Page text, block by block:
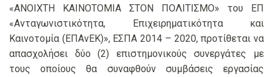
«ΑΝΟΙΧΤΗ ΚΑΙΝΟΤΟΜΙΑ ΣΤΟΝ ΠΟΛΙΤΙΣΜΟ» του ΕΠ
«Ανταγωνιστικότητα, Επιχειρηματικότητα και
Καινοτομία (ΕΠΑνΕΚ)», ΕΣΠΑ 2014 – 2020, προτίθεται να
απασχολήσει δύο (2) επιστημονικούς συνεργάτες με
τους οποίους θα συναφθούν συμβάσεις εργασίας